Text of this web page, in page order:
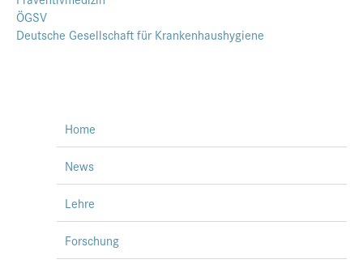
ÖGSV
Deutsche Gesellschaft für Krankenhaushygiene
Home
News
Lehre
Forschung